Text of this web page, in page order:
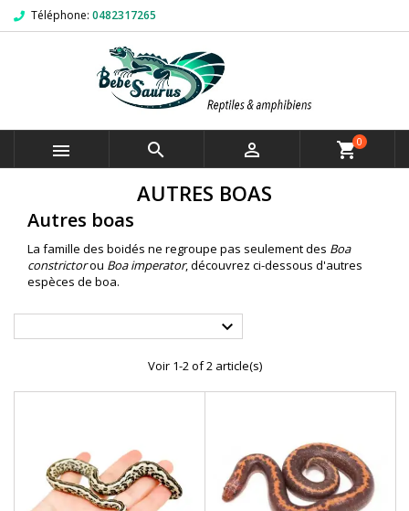
Téléphone: 0482317265
   shopping_cart0
AUTRES BOAS
Autres boas
La famille des boidés ne regroupe pas seulement des Boa
constrictorou Boa imperator, découvrez ci-dessous d'autres
espèces de boa.

Voir 1-2 of 2 article(s)